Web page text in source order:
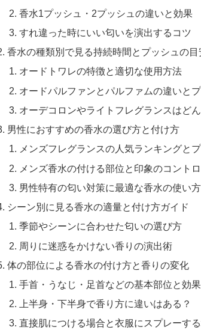
香水1プッシュ・2プッシュの違いと効果
すれ違った時にいい匂いを演出するコツ
香水の種類別で見る持続時間とプッシュの目
オードトワレの特徴と適切な使用方法
オードパルファンとパルファムの違いと
オーデコロンやライトフレグランスはど
男性におすすめの香水の選び方と付け方
メンズフレグランスの人気ランキングと
メンズ香水の付ける部位と印象のコント
男性特有の匂い対策に最適な香水の使い方
シーン別に見る香水の適量と付け方ガイド
季節やシーンに合わせた匂いの選び方
周りに迷惑をかけない香りの演出術
体の部位による香水の付け方と香りの変化
手首・うなじ・足首などの基本部位と効果
上半身・下半身で香り方に違いはある？
直接肌につける場合と衣服にスプレーす